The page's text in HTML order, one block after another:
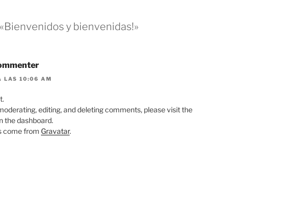
y bienvenidas!»
LAS 10:06 AM
editing, and deleting comments, please visit the
the dashboard.
come from Gravatar.